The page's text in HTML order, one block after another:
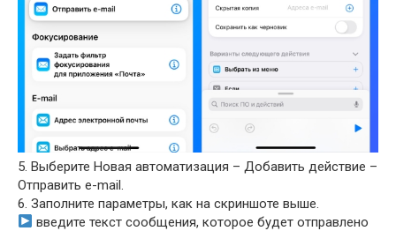
5. Выберите Новая автоматизация – Добавить действие –
Отправить e-mail.
6. Заполните параметры, как на скриншоте выше.
введите текст сообщения, которое будет отправлено